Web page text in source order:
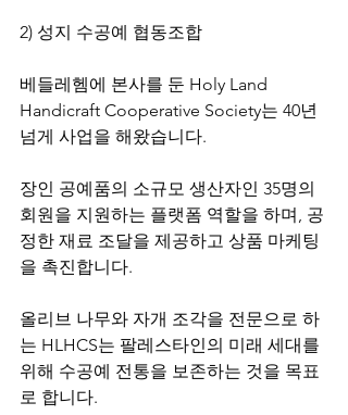
2) 성지 수공예 협동조합
베들레헴에 본사를 둔 Holy Land
Handicraft Cooperative Society는 40년
넘게 사업을 해왔습니다.
장인 공예품의 소규모 생산자인 35명의
회원을 지원하는 플랫폼 역할을 하며, 공
정한 재료 조달을 제공하고 상품 마케팅
을 촉진합니다.
올리브 나무와 자개 조각을 전문으로 하
는 HLHCS는 팔레스타인의 미래 세대를
위해 수공예 전통을 보존하는 것을 목표
로 합니다.